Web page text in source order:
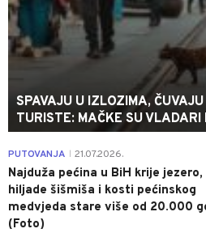
SPAVAJU U IZLOZIMA,
TURISTE: MAČKE SU
PUTOVANJA 21.07.2026.
Najduža pećina u BiH krije jezero,
hiljade šišmiša i kosti pećinskog
medvjeda stare više od 20.000
(Foto)